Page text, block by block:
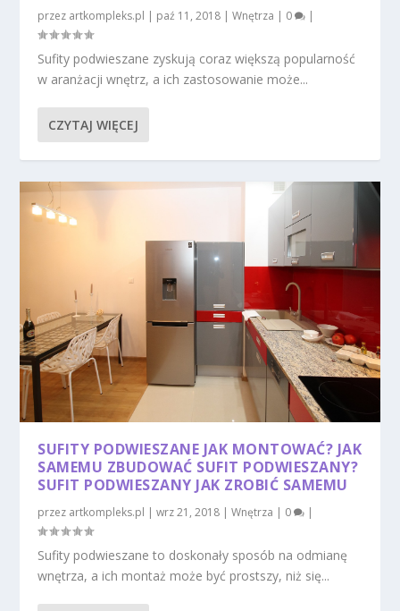
przez artkompleks.pl | paź 11, 2018 |Wnętrza | 0 |
Sufity podwieszane zyskują coraz większą popularność
w aranżacji wnętrz, a ich zastosowanie może...
CZYTAJ WIĘCEJ
SUFITY PODWIESZANE JAK MONTOWAĆ? JAK
SAMEMU ZBUDOWAĆ SUFIT PODWIESZANY?
SUFIT PODWIESZANY JAK ZROBIĆ SAMEMU
przez artkompleks.pl |wrz 21, 2018 |Wnętrza | 0 |
Sufity podwieszane to doskonały sposób na odmianę
wnętrza, a ich montaż może być prostszy, niż się...